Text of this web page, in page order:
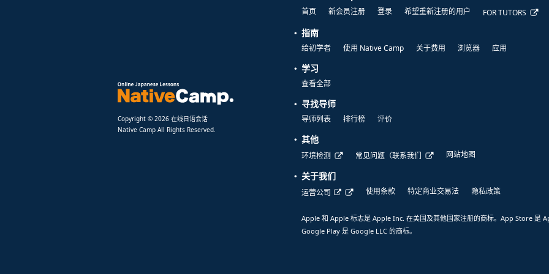
Copyright © 2026 在线日语会话
Native Camp All Rights Reserved.
首页 新会员注册 登录 希望重新注册的用户 FOR TUTORS
指南
给初学者 使用 Native Camp 关于费用 浏览器 应用
学习
查看全部
寻找导师
导师列表 排行榜 评价
其他
环境检测 常见问题（联系我们 网站地图
关于我们
运营公司 使用条款 特定商业交易法 隐私政策
Apple 和 Apple 标志是 Apple Inc. 在美国及其他国家注册的商标。App Store 是
Google Play 是 Google LLC 的商标。